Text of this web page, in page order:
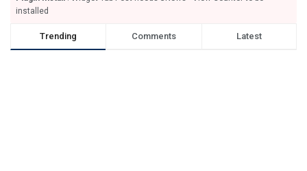
installed
Trending Comments Latest